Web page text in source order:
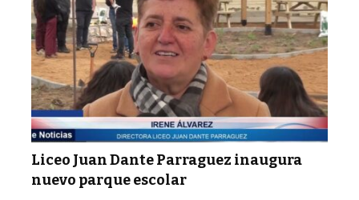
Liceo Juan Dante Parraguez inaugura
nuevo parque escolar